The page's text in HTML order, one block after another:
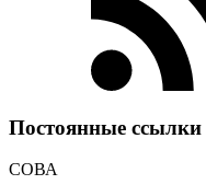
Постоянные ссылки
СОВА